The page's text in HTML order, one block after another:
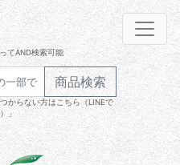
てAND検索可能
商品検索
からない方はこちら（LINEで
」